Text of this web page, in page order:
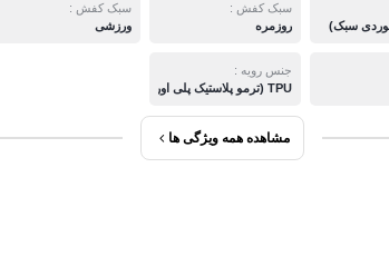
سبک)
سبک کفش :
روزمره
سبک کفش :
ورزشی
جنس رویه :
TPU (ترمو پلاستیک پلی اورتان)
مشاهده همه ویژگی ها